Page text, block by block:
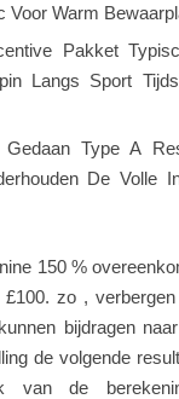
Warm
Pakket
Langs Sport
Gedaan Type A
De Volle
150 %
zo ,
bijdragen
de volgende
van de